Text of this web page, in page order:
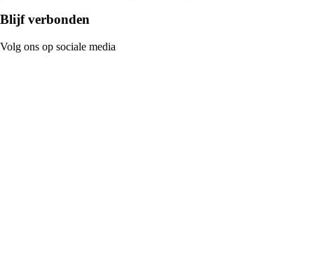
Blijf verbonden
Volg ons op sociale media